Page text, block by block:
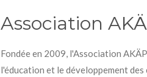
Association
Fondée en 2009, l'Association
l'éducation et le développement